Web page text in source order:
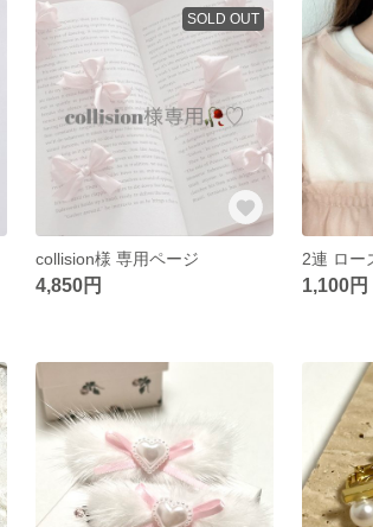
SOLD OUT
collision‪‪様 専用ページ
4,850円
2連 ロー
1,100円